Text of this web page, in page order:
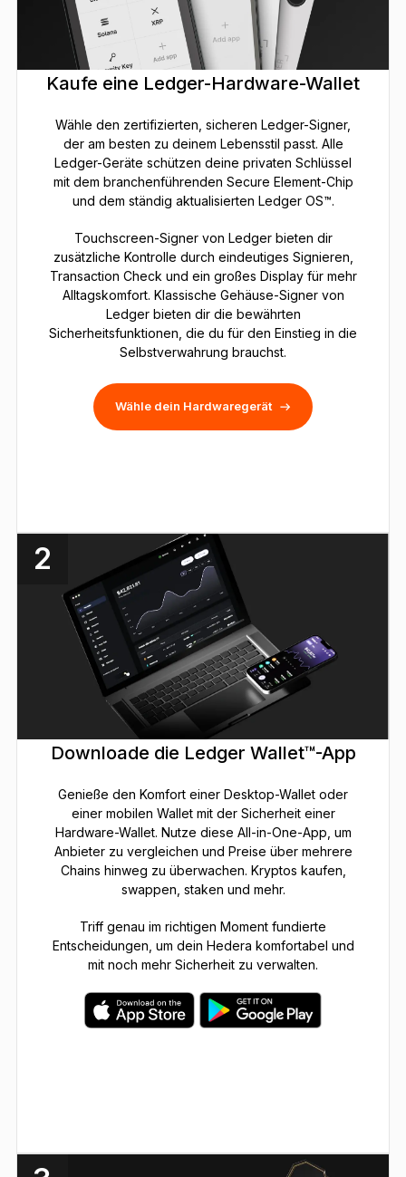
Kaufe eine Ledger-Hardware-Wallet
Wähle den zertifizierten, sicheren Ledger-Signer,
der am besten zu deinem Lebensstil passt. Alle
Ledger-Geräte schützen deine privaten Schlüssel
mit dem branchenführenden Secure Element-Chip
und dem ständig aktualisierten Ledger OS™.
Touchscreen-Signer von Ledger bieten dir
zusätzliche Kontrolle durch eindeutiges Signieren,
Transaction Check und ein großes Display für mehr
Alltagskomfort. Klassische Gehäuse-Signer von
Ledger bieten dir die bewährten
Sicherheitsfunktionen, die du für den Einstieg in die
Selbstverwahrung brauchst.
Wähle dein Hardwaregerät
2
Downloade die Ledger Wallet™-App
Genieße den Komfort einer Desktop-Wallet oder
einer mobilen Wallet mit der Sicherheit einer
Hardware-Wallet. Nutze diese All-in-One-App, um
Anbieter zu vergleichen und Preise über mehrere
Chains hinweg zu überwachen. Kryptos kaufen,
swappen, staken und mehr.
Triff genau im richtigen Moment fundierte
Entscheidungen, um dein Hedera komfortabel und
mit noch mehr Sicherheit zu verwalten.